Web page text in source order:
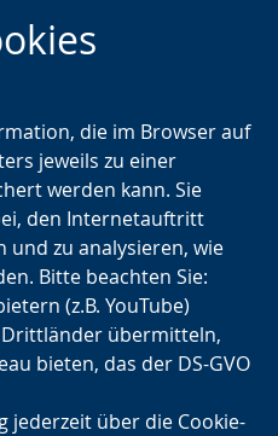
Zur
Hauptnavigation
Zur
Seitennavigation
Zum
Inhalt
die im Browser auf
jeweils zu einer
werden kann. Sie
den Internetauftritt
zu analysieren, wie
Bitte beachten Sie:
(z.B. YouTube)
übermitteln,
bieten, das der DS-GVO
jederzeit über die Cookie-